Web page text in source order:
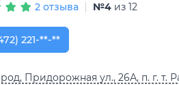
2 отзыва №4 из 12
221-91-31
221-**-**
Придорожная ул., 26А, п. г. т.